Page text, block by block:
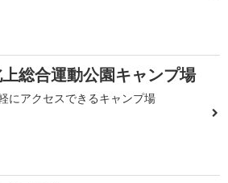
総合運動公園キャンプ場
にアクセスできるキャンプ場